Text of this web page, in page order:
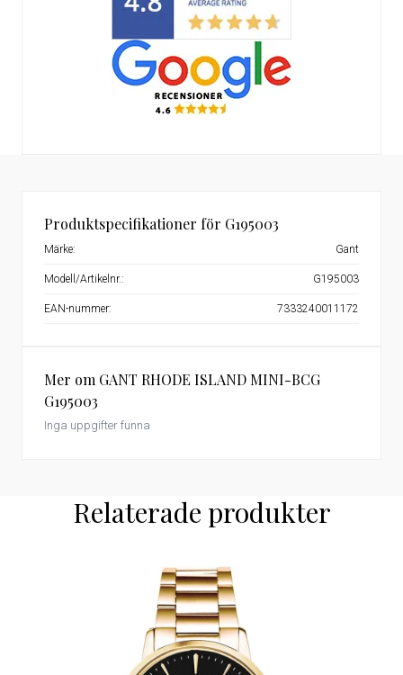
Mer om GANT RHODE ISLAND MINI-BCG
G195003
Inga uppgifter funna
Produktspecifikationer för G195003
Märke: Gant
Modell/Artikelnr.: G195003
EAN-nummer: 7333240011172
Relaterade produkter